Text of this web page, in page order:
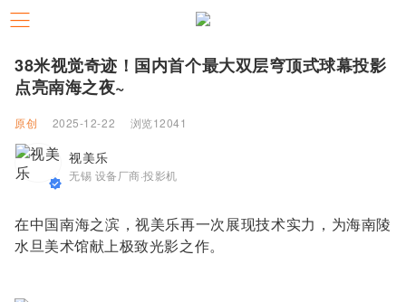
38米视觉奇迹！国内首个最大双层穹顶式球幕投影
点亮南海之夜~
原创 2025-12-22 浏览12041
视美乐
无锡 设备厂商·投影机
在中国南海之滨，视美乐再一次展现技术实力，为海南陵
水旦美术馆献上极致光影之作。